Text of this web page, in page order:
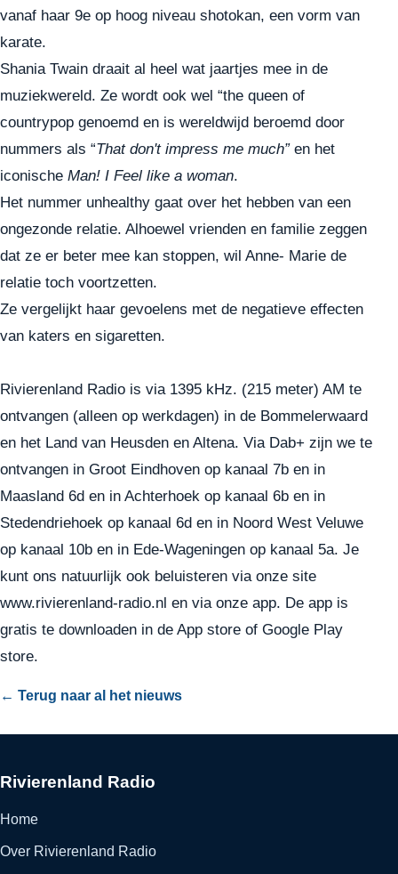
vanaf haar 9e op hoog niveau shotokan, een vorm van
karate.
Shania Twain draait al heel wat jaartjes mee in de
muziekwereld. Ze wordt ook wel “the queen of
countrypop genoemd en is wereldwijd beroemd door
nummers als “That don't impress me much”en het
iconische Man! I Feel like a woman.
Het nummer unhealthy gaat over het hebben van een
ongezonde relatie. Alhoewel vrienden en familie zeggen
dat ze er beter mee kan stoppen, wil Anne- Marie de
relatie toch voortzetten.
Ze vergelijkt haar gevoelens met de negatieve effecten
van katers en sigaretten.
Rivierenland Radio is via 1395 kHz. (215 meter) AM te
ontvangen (alleen op werkdagen) in de Bommelerwaard
en het Land van Heusden en Altena. Via Dab+ zijn we te
ontvangen in Groot Eindhoven op kanaal 7b en in
Maasland 6d en in Achterhoek op kanaal 6b en in
Stedendriehoek op kanaal 6d en in Noord West Veluwe
op kanaal 10b en in Ede-Wageningen op kanaal 5a. Je
kunt ons natuurlijk ook beluisteren via onze site
www.rivierenland-radio.nl en via onze app. De app is
gratis te downloaden in de App store of Google Play
store.
← Terug naar al het nieuws
Rivierenland Radio
Home
Over Rivierenland Radio